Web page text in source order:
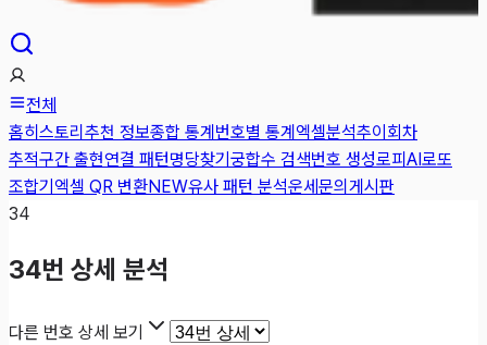
전체
홈히스토리 추천 정보종합 통계번호별 통계엑셀분석추이 회차
추적구간 출현연결 패턴명당찾기궁합수 검색번호 생성로피AI로또
조합기엑셀 QR 변환NEW유사 패턴 분석운세문의게시판
34
34번 상세 분석
다른 번호 상세 보기